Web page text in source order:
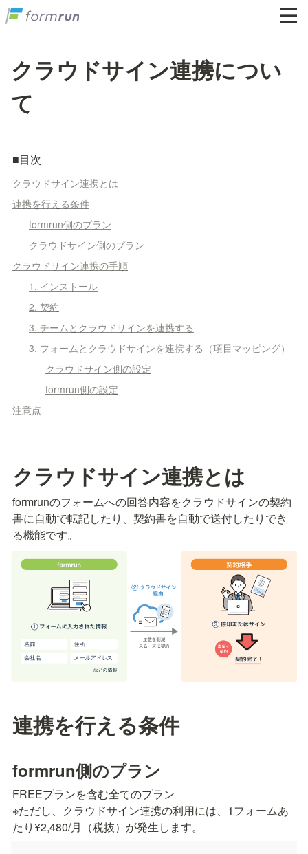
クラウドサイン連携につい
て
■目次
クラウドサイン連携とは
連携を行える条件
formrun側のプラン
クラウドサイン側のプラン
クラウドサイン連携の手順
1. インストール
2. 契約
3. チームとクラウドサインを連携する
3. フォームとクラウドサインを連携する（項目マッピング）
クラウドサイン側の設定
formrun側の設定
注意点
クラウドサイン連携とは
formrunのフォームへの回答内容をクラウドサインの契約
書に自動で転記したり、契約書を自動で送付したりでき
る機能です。
連携を行える条件
formrun側のプラン
FREEプランを含む全てのプラン
※ただし、クラウドサイン連携の利用には、1フォームあ